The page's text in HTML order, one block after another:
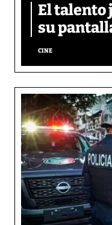
El talento
su
CINE